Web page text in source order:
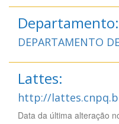
Departamento:
DEPARTAMENTO
Lattes:
http://
Data da última alteração